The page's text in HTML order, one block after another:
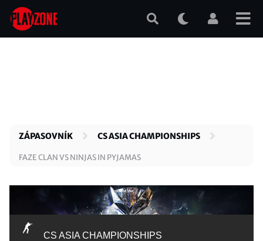
Přejít
hlavnímu
ZÁPASOVNÍK CS ASIA CHAMPIONSHIPS
FAZE CLAN VS NINJAS IN PYJAMAS
CS ASIA CHAMPIONSHIPS